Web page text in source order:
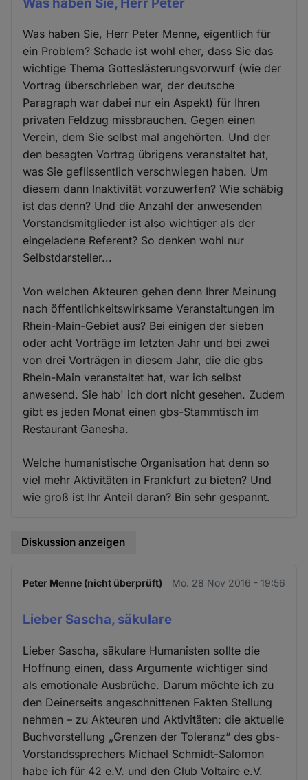
‎Was haben Sie, Herr Peter Menne, eigentlich für
ein Problem? Schade ist wohl eher, dass Sie das
wichtige Thema Gotteslästerungsvorwurf (wie der
Vortrag überschrieben war, der deutsche
Paragraph war dabei nur ein Aspekt) für Ihren
privaten Feldzug missbrauchen. Gegen einen
Verein, dem Sie selbst mal angehörten. Und der
den besagten Vortrag übrigens veranstaltet hat,
was Sie geflissentlich verschwiegen haben. Um
diesem dann Inaktivität vorzuwerfen? Wie schäbig
ist das denn? Und die Anzahl der anwesenden
Vorstandsmitglieder ist also wichtiger als der
eingeladene Referent? So denken wohl nur
Selbstdarsteller...
Von welchen Akteuren gehen denn Ihrer Meinung
nach öffentlichkeitswirksame Veranstaltungen im
Rhein-Main-Gebiet aus? Bei einigen der sieben
oder acht Vorträge im letzten Jahr und bei zwei
von drei Vorträgen in diesem Jahr, die die gbs
Rhein-Main veranstaltet hat, war ich selbst
anwesend. Sie hab' ich dort nicht gesehen. Zudem
gibt es jeden Monat einen gbs-Stammtisch im
Restaurant Ganesha.
Welche humanistische Organisation hat denn so
viel mehr Aktivitäten in Frankfurt zu bieten? Und
wie groß ist Ihr Anteil daran? Bin sehr gespannt.
Diskussion anzeigen
Peter Menne (nicht überprüft) Mo. 28 Nov 2016 - 19:56
Lieber Sascha, säkulare
Lieber Sascha, säkulare Humanisten sollte die
Hoffnung einen, dass Argumente wichtiger sind
als emotionale Ausbrüche. Darum möchte ich zu
den Deinerseits angeschnittenen Fakten Stellung
nehmen – zu Akteuren und Aktivitäten: die aktuelle
Buchvorstellung „Grenzen der Toleranz“ des gbs-
Vorstandssprechers Michael Schmidt-Salomon
habe ich für 42 e.V. und den Club Voltaire e.V.